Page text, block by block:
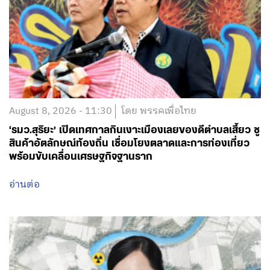
August 8, 2026 - 11:30 โดย พรรคเพื่อไทย
‘รมว.สุริยะ’ เปิดเทศกาลกินเงาะเมืองเลยของดีตำบลเสี้ยว ชู
สินค้าอัตลักษณ์ท้องถิ่น เชื่อมโยงตลาดและการท่องเที่ยว
พร้อมขับเคลื่อนเศรษฐกิจฐานราก
อ่านต่อ